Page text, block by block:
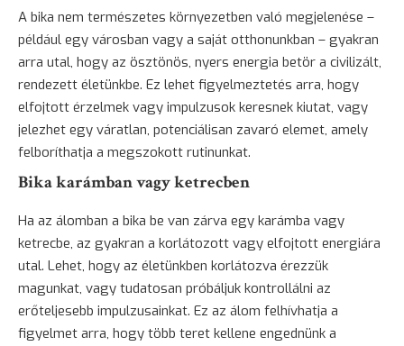
A bika nem természetes környezetben való megjelenése –
például egy városban vagy a saját otthonunkban – gyakran
arra utal, hogy az ösztönös, nyers energia betör a civilizált,
rendezett életünkbe. Ez lehet figyelmeztetés arra, hogy
elfojtott érzelmek vagy impulzusok keresnek kiutat, vagy
jelezhet egy váratlan, potenciálisan zavaró elemet, amely
felboríthatja a megszokott rutinunkat.
Bika karámban vagy ketrecben
Ha az álomban a bika be van zárva egy karámba vagy
ketrecbe, az gyakran a korlátozott vagy elfojtott energiára
utal. Lehet, hogy az életünkben korlátozva érezzük
magunkat, vagy tudatosan próbáljuk kontrollálni az
erőteljesebb impulzusainkat. Ez az álom felhívhatja a
figyelmet arra, hogy több teret kellene engednünk a